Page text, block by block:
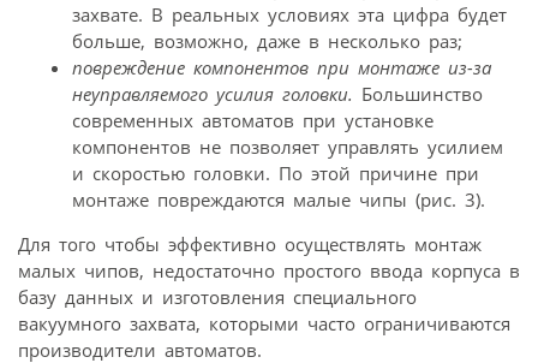
захвате. В реальных условиях эта цифра будет
больше, возможно, даже в несколько раз;
повреждение компонентов при монтаже из-за
неуправляемого усилия головки. Большинство
современных автоматов при установке
компонентов не позволяет управлять усилием
и скоростью головки. По этой причине при
монтаже повреждаются малые чипы (рис. 3).
Для того чтобы эффективно осуществлять монтаж
малых чипов, недостаточно простого ввода корпуса в
базу данных и изготовления специального
вакуумного захвата, которыми часто ограничиваются
производители автоматов.